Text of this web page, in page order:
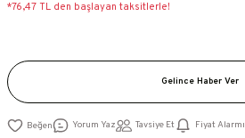
*76,47 TL den başlayan taksitlerle!
Gelince Haber Ver
Yorum Yaz Tavsiye Et Fiyat Alarmı